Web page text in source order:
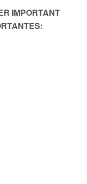
IMPORTANT